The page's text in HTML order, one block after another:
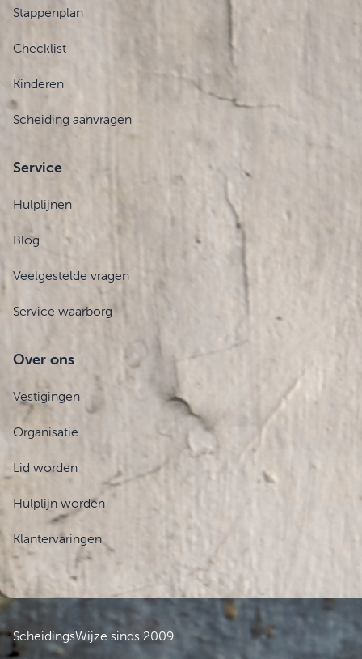
Stappenplan
Checklist
Kinderen
Scheiding aanvragen
Service
Hulplijnen
Blog
Veelgestelde vragen
Service waarborg
Over ons
Vestigingen
Organisatie
Lid worden
Hulplijn worden
Klantervaringen
ScheidingsWijze sinds 2009